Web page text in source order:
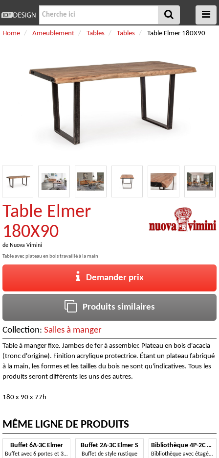
Home Ameublement Tables Tables Table Elmer 180X90
Table Elmer
180X90
de Nuova Vimini
Table avec plateau en bois travaillé à la main
Demander prix
Produits similaires
Collection: Salles à manger
Table à manger fixe. Jambes de fer à assembler. Plateau en bois d'acacia
(tronc d'origine). Finition acrylique protectrice. Étant un plateau fabriqué
à la main, les formes et les tailles du bois ne sont qu'indicatives. Tous les
produits seront différents les uns des autres.
180 x 90 x 77h
MÊME LIGNE DE PRODUITS
Buffet 6A-3C Elmer
Buffet avec 6 portes et 3 tiroirs
Buffet 2A-3C Elmer S
Buffet de style rustique
Bibliothèque 4P-2C Elmer
Bibliothèque avec étagères et tiroirs en bois d'acacia